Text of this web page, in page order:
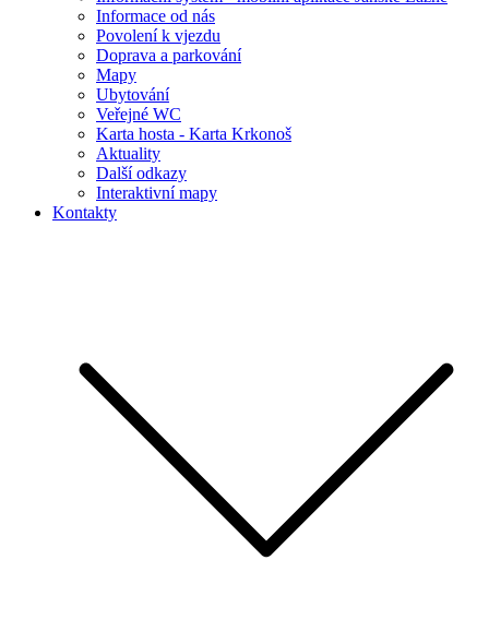
Informace od nás
Povolení k vjezdu
Doprava a parkování
Mapy
Ubytování
Veřejné WC
Karta hosta - Karta Krkonoš
Aktuality
Další odkazy
Interaktivní mapy
Kontakty